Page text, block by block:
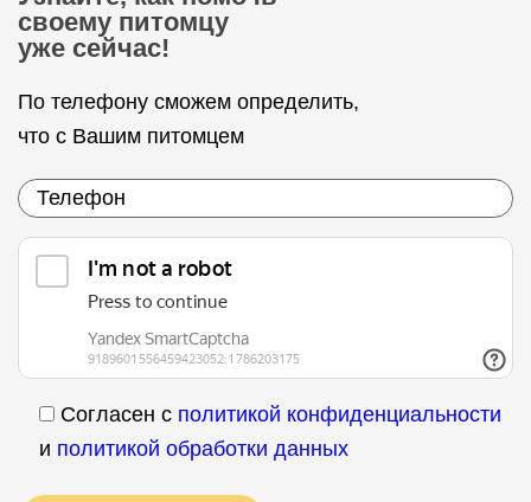
своему питомцу
уже сейчас!
По телефону сможем определить,
что с Вашим питомцем
Согласен с политикой конфиденциальности
и политикой обработки данных